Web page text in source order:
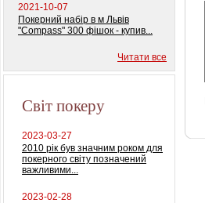
2021-10-07
Покерний набір в м Львів
"Compass" 300 фішок - купив...
Читати все
Світ покеру
2023-03-27
2010 рік був значним роком для
покерного світу позначений
важливими...
2023-02-28